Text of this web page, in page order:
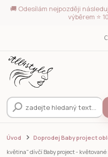
🚚 Odesílám nejpozději
výběrem ⭐
Úvod Doprodej Baby project
květina" dívčí Baby project -